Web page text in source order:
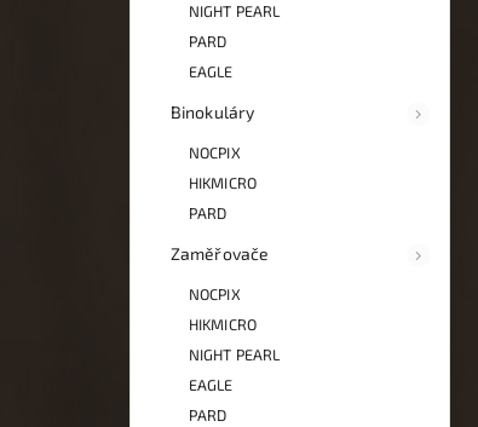
NIGHT PEARL
PARD
EAGLE
Binokuláry
NOCPIX
HIKMICRO
PARD
Zaměřovače
NOCPIX
HIKMICRO
NIGHT PEARL
EAGLE
PARD